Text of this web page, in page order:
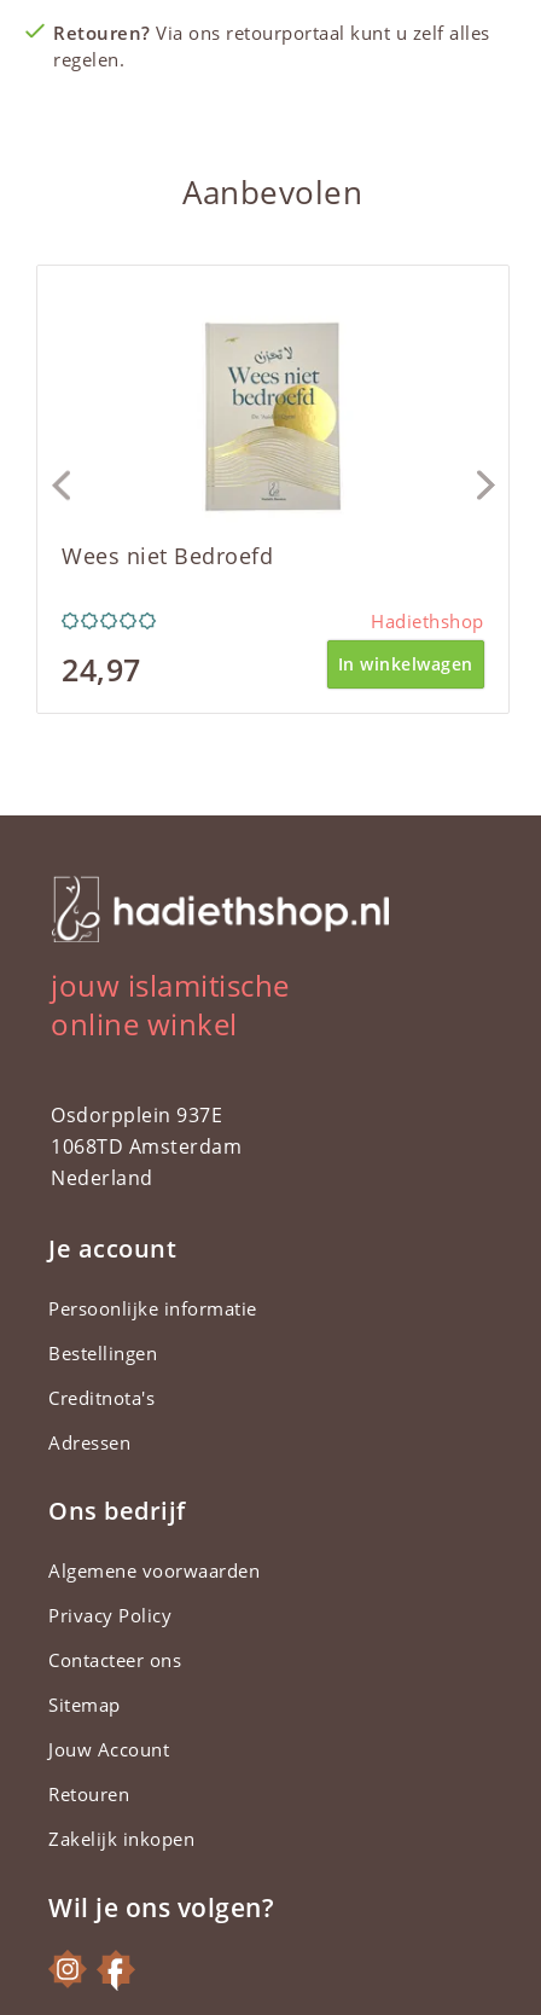
Retouren? Via ons retourportaal kunt u zelf alles
regelen.
Aanbevolen
Wees niet Bedroefd
Hadiethshop
24,97 In winkelwagen
jouw islamitische
online winkel
Osdorpplein 937E
1068TD Amsterdam
Nederland
Je account
Persoonlijke informatie
Bestellingen
Creditnota's
Adressen
Ons bedrijf
Algemene voorwaarden
Privacy Policy
Contacteer ons
Sitemap
Jouw Account
Retouren
Zakelijk inkopen
Wil je ons volgen?